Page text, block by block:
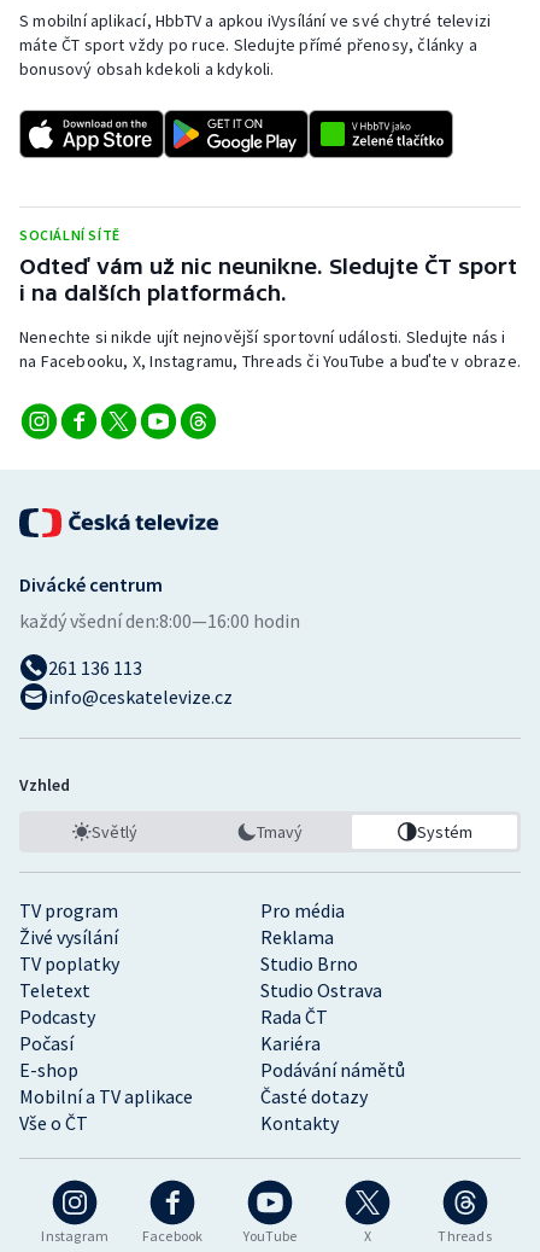
Rychlostní kanoistika
Short track
Sportovní střelba
Triatlon
Veslování
Vodní slalom
Volejbal
Ostatní
S mobilní aplikací, HbbTV a apkou iVysílání ve své chytré televizi
máte ČT sport vždy po ruce. Sledujte přímé přenosy, články a
bonusový obsah kdekoli a kdykoli.
SOCIÁLNÍ SÍTĚ
Odteď vám už nic neunikne. Sledujte ČT sport
i na dalších platformách.
Nenechte si nikde ujít nejnovější sportovní události. Sledujte nás i
na Facebooku, X, Instagramu, Threads či YouTube a buďte v obraze.
Instagram Facebook YouTube X Threads
TV program
Pro média
Živé vysílání
Reklama
TV poplatky
Studio Brno
Teletext
Studio Ostrava
Podcasty
Rada ČT
Počasí
Kariéra
E-shop
Podávání námětů
Mobilní a TV aplikace
Časté dotazy
Vše o ČT
Kontakty
Divácké centrum
každý všední den:8:00—16:00 hodin
261 136 113
info@ceskatelevize.cz
Vzhled
Světlý Tmavý Systém